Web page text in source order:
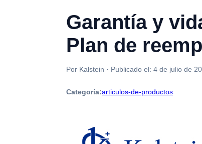
Garantía y
Plan de
Por Kalstein · Publicado el: 4 de julio de
Categoría:articulos-de-productos